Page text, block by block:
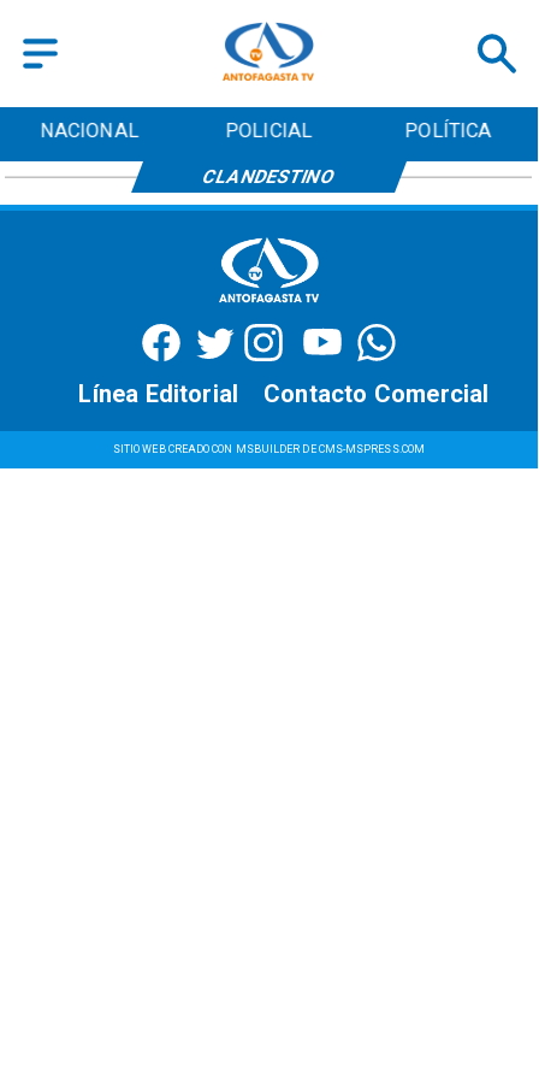
NACIONAL POLICIAL POLÍTICA
CLANDESTINO
SITIO WEB CREADO CON MSBUILDER DE CMS-MSPRESS.COM
Contacto Comercial
Línea Editorial